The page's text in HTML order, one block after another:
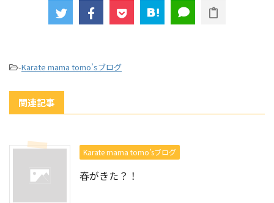
-Karate mama tomo’sブログ
関連記事
Karate mama tomo’sブログ
春がきた？！